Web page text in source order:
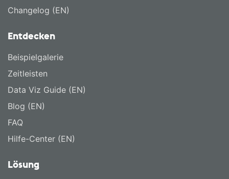
Changelog (EN)
Entdecken
Beispielgalerie
Zeitleisten
Data Viz Guide (EN)
Blog (EN)
FAQ
Hilfe-Center (EN)
Lösung